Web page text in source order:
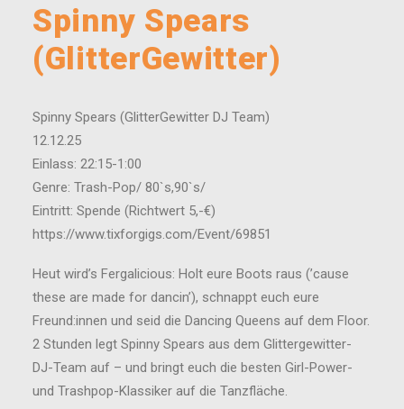
Spinny Spears
(GlitterGewitter)
Spinny Spears (GlitterGewitter DJ Team)
12.12.25
Einlass: 22:15-1:00
Genre: Trash-Pop/ 80`s,90`s/
Eintritt: Spende (Richtwert 5,-€)
https://www.tixforgigs.com/Event/69851
Heut wird’s Fergalicious: Holt eure Boots raus (’cause
these are made for dancin’), schnappt euch eure
Freund:innen und seid die Dancing Queens auf dem Floor.
2 Stunden legt Spinny Spears aus dem Glittergewitter-
DJ-Team auf – und bringt euch die besten Girl-Power-
und Trashpop-Klassiker auf die Tanzfläche.